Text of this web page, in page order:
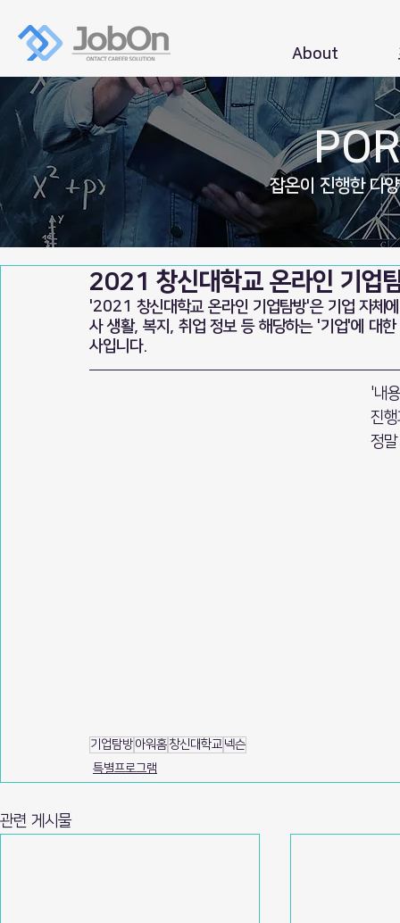
About
잡온이 진행한 다
2021 창신대학교 온라인 기업
'2021 창신대학교 온라인 기업탐방'은 기업 자체
사 생활, 복지, 취업 정보 등 해당하는 '기업'에 대
사입니다.
'내
진
정
기업탐방아워홈창신대학교넥슨
특별프로그램
관련 게시물